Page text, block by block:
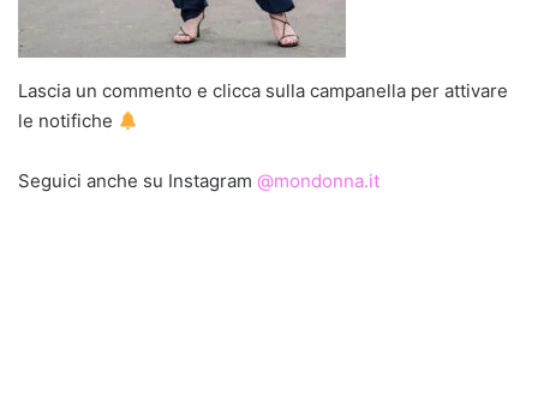
Lascia un commento e clicca sulla campanella per attivare
le notifiche
Seguici anche su Instagram @mondonna.it